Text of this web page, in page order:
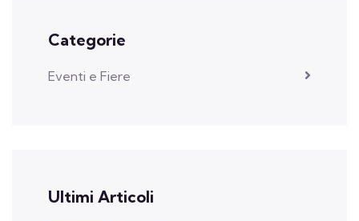
Categorie
Eventi e Fiere
Ultimi Articoli